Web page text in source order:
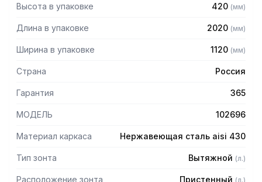
— С лабиринтными фильтрами (жироуловителями)
Высота в упаковке 420 (мм)
Длина в упаковке 2020 (мм)
Ширина в упаковке 1120 (мм)
Страна Россия
Гарантия 365
МОДЕЛЬ 102696
Материал каркаса Нержавеющая сталь aisi 430
Тип зонта Вытяжной (л.)
Расположение зонта Пристенный (л.)